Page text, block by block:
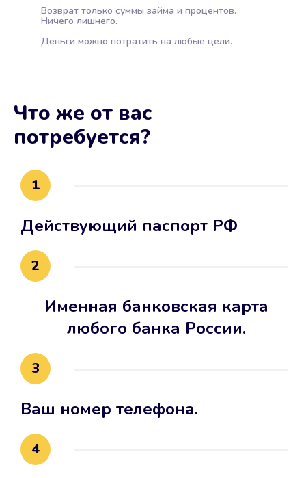
Возврат только суммы займа и процентов.
Ничего лишнего.
Деньги можно потратить на любые цели.
Что же от вас
потребуется?
1
Действующий паспорт РФ
2
Именная банковская карта
любого банка России.
3
Ваш номер телефона.
4